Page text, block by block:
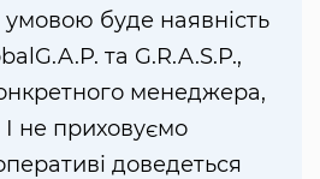
буде наявність
та G.R.A.S.P.,
менеджера,
не приховуємо
доведеться